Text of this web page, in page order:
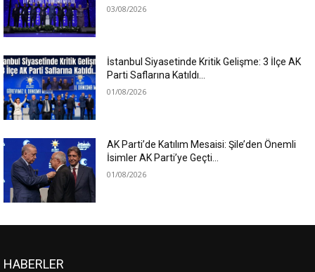
03/08/2026
İstanbul Siyasetinde Kritik Gelişme: 3 İlçe AK
Parti Saflarına Katıldı…
01/08/2026
AK Parti’de Katılım Mesaisi: Şile’den Önemli
İsimler AK Parti’ye Geçti…
01/08/2026
HABERLER